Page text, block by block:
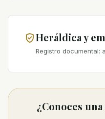
Heráldica y
Registro documental:
¿Conoces